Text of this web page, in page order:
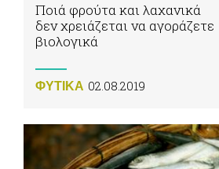
Ποιά φρούτα και λαχανικά
δεν χρειάζεται να αγοράζετε
βιολογικά
ΦΥΤΙΚA 02.08.2019